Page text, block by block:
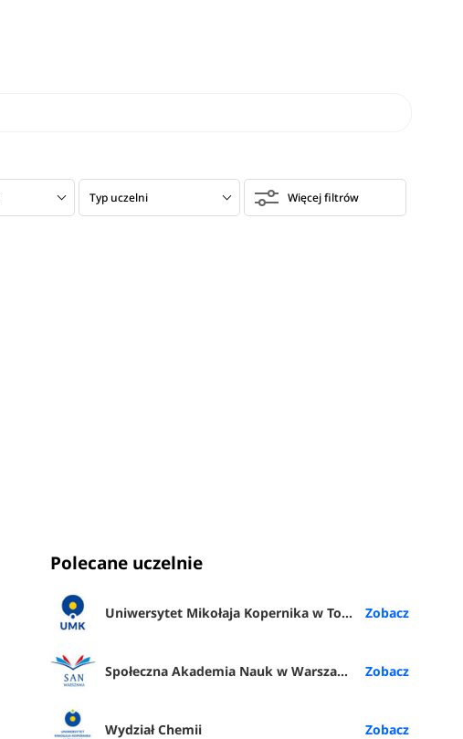
Typ uczelni Więcej filtrów
Polecane uczelnie
Uniwersytet Mikołaja Kopernika w Toruniu
Społeczna Akademia Nauk w Warszawie
Wydział Chemii